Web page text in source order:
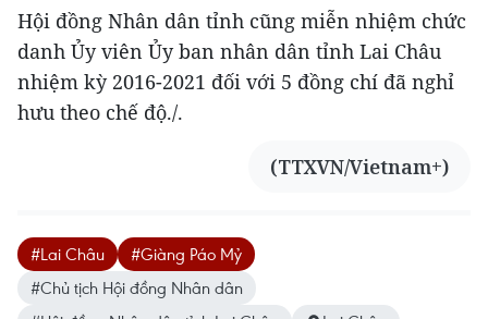
Hội đồng Nhân dân tỉnh cũng miễn nhiệm chức
danh Ủy viên Ủy ban nhân dân tỉnh Lai Châu
nhiệm kỳ 2016-2021 đối với 5 đồng chí đã nghỉ
hưu theo chế độ./.
(TTXVN/Vietnam+)
#Lai Châu
#Giàng Páo Mỷ
#Chủ tịch Hội đồng Nhân dân